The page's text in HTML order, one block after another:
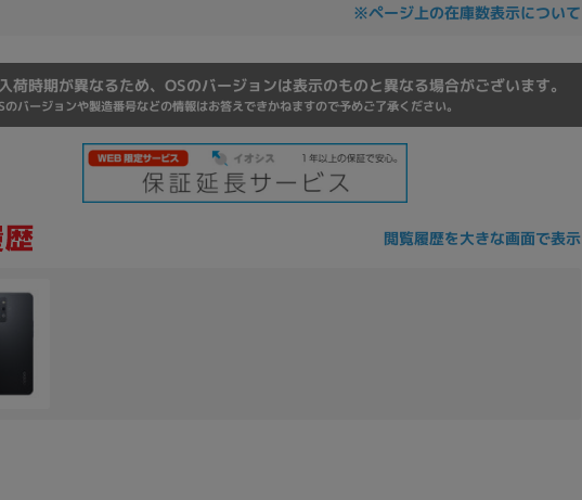
※ページ上の在庫数表示について
荷時期が異なるため、OSのバージョンは表示のものと異なる場合がございます。
のバージョンや製造番号などの情報はお答えできかねますので予めご了承ください。
閲覧履歴を大きな画面で表示
メモリ
~
モニタサイズ